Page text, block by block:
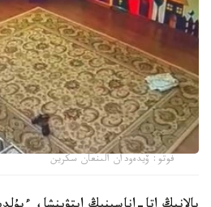
فوتو: ۆيدەودان الىنعان سكرين